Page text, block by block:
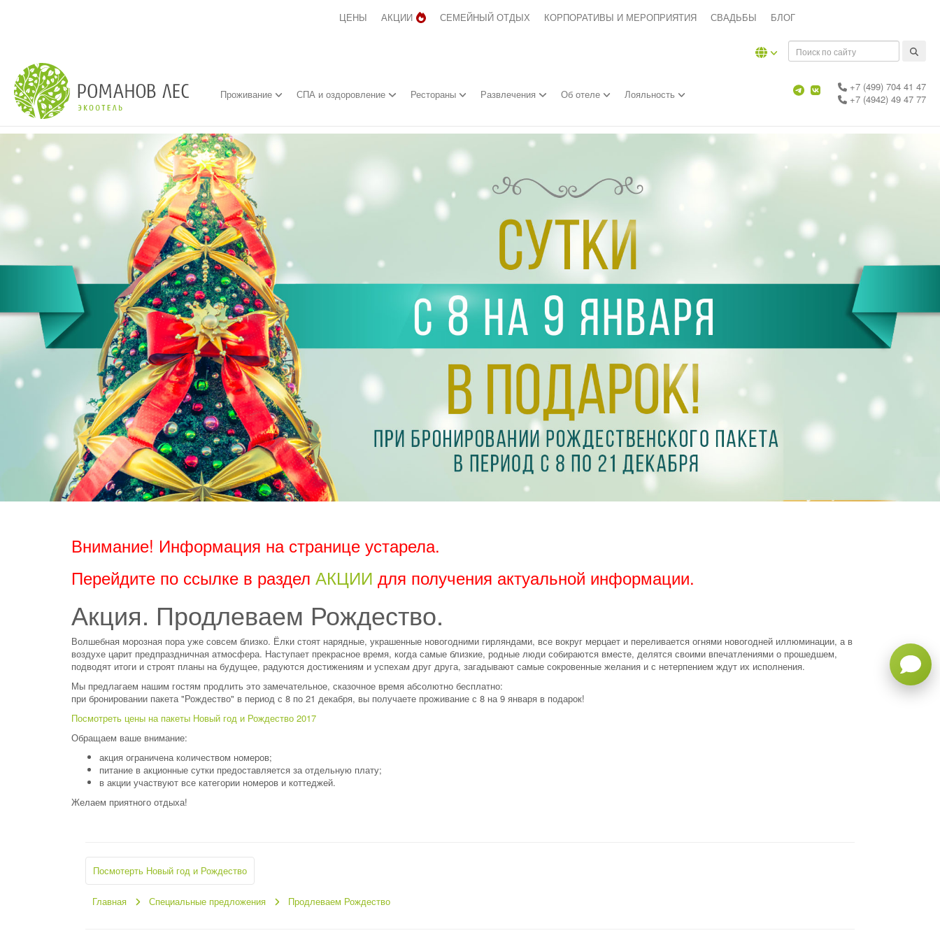
ЦЕНЫ АКЦИИ СЕМЕЙНЫЙ ОТДЫХ КОРПОРАТИВЫ И МЕРОПРИЯТИЯ СВАДЬБЫ БЛОГ
Проживание СПА и оздоровление Рестораны Развлечения Об отеле Лояльность
+7 (499) 704 41 47
+7 (4942) 49 47 77
Внимание! Информация на странице устарела.
Перейдите по ссылке в раздел АКЦИИ для получения актуальной информации.
Акция. Продлеваем Рождество.
Волшебная морозная пора уже совсем близко. Ёлки стоят нарядные, украшенные новогодними гирляндами, все вокруг мерцает и переливается огнями новогодней иллюминации, а в
воздухе царит предпраздничная атмосфера. Наступает прекрасное время, когда самые близкие, родные люди собираются вместе, делятся своими впечатлениями о прошедшем,
подводят итоги и строят планы на будущее, радуются достижениям и успехам друг друга, загадывают самые сокровенные желания и с нетерпением ждут их исполнения.
Мы предлагаем нашим гостям продлить это замечательное, сказочное время абсолютно бесплатно:
при бронировании пакета "Рождество" в период с 8 по 21 декабря, вы получаете проживание с 8 на 9 января в подарок!
Посмотреть цены на пакеты Новый год и Рождество 2017
Обращаем ваше внимание:
акция ограничена количеством номеров;
питание в акционные сутки предоставляется за отдельную плату;
в акции участвуют все категории номеров и коттеджей.
Желаем приятного отдыха!
Посмотерть Новый год и Рождество
Главная Специальные предложения Продлеваем Рождество